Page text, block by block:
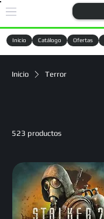
Inicio Catálogo Ofertas
Inicio Terror
523 productos